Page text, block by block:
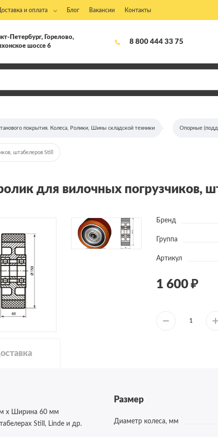
и оплата Блог Вакансии Контакты
Петербург, Горелово,
шоссе 6
8 800 444 33 75
покрытия. Колеса, Ролики, Шины складской техники Опорные
штабелеров Still
для вилочных погрузчиков,
Бренд
Группа
Артикул
1 600
x Ширина 60 мм
Still, Linde и др.
Размер
Диаметр колеса, мм